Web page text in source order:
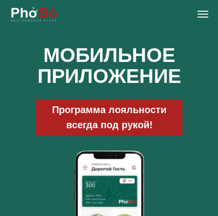
Программа лояльности
всегда под рукой!
МОБИЛЬНОЕ
ПРИЛОЖЕНИЕ